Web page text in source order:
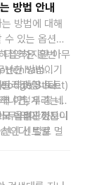
드리지 않
에 관한 이야
물관 투어의
이 작품들에
으실 수 있
심 투어를
간이 유익한
럼, 저와 함
유지하고 있
료로 관람할
야 할 게 입장
이 방문합니다.
그냥 와서 줄
시간을 그냥 날
시 인터넷으로
. 인터넷 예매
가 있으니까
방법 안내
방법에 대해
수 있는 옵션은
양하지만 아무
한 방법이기
리겠습니다.
철역은 홀번
Street)
이렇게 총 네
박물관까지
니다. 별로 멀
역이랑 토트
냐면, 우리는
두 역이 정문이
인 센트럴
간색 선인 센
선이 지
올려드렸으니